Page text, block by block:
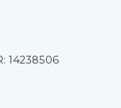
14238506